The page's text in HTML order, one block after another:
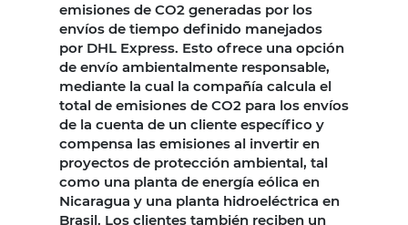
emisiones de CO2 generadas por los
envíos de tiempo definido manejados
por DHL Express. Esto ofrece una opción
de envío ambientalmente responsable,
mediante la cual la compañía calcula el
total de emisiones de CO2 para los envíos
de la cuenta de un cliente específico y
compensa las emisiones al invertir en
proyectos de protección ambiental, tal
como una planta de energía eólica en
Nicaragua y una planta hidroeléctrica en
Brasil. Los clientes también reciben un